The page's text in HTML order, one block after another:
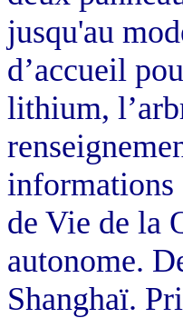
jusqu'au
d’accueil
lithium,
informations
de Vie de la
autonome.
Shanghaï.